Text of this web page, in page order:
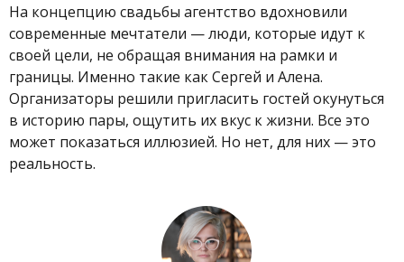
На концепцию свадьбы агентство вдохновили
современные мечтатели — люди, которые идут к
своей цели, не обращая внимания на рамки и
границы. Именно такие как Сергей и Алена.
Организаторы решили пригласить гостей окунуться
в историю пары, ощутить их вкус к жизни. Все это
может показаться иллюзией. Но нет, для них — это
реальность.